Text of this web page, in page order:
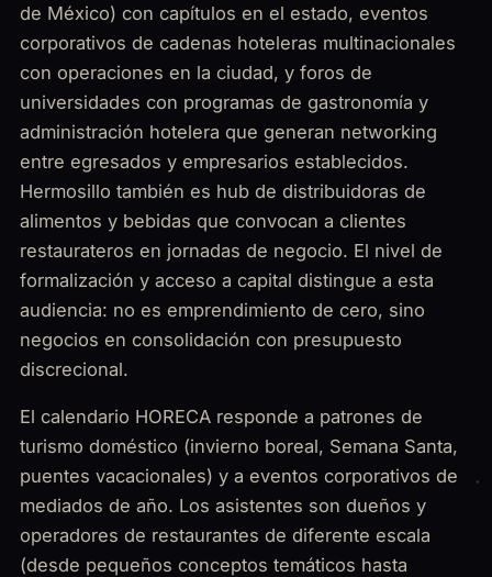
de México) con capítulos en el estado, eventos
corporativos de cadenas hoteleras multinacionales
con operaciones en la ciudad, y foros de
universidades con programas de gastronomía y
administración hotelera que generan networking
entre egresados y empresarios establecidos.
Hermosillo también es hub de distribuidoras de
alimentos y bebidas que convocan a clientes
restaurateros en jornadas de negocio. El nivel de
formalización y acceso a capital distingue a esta
audiencia: no es emprendimiento de cero, sino
negocios en consolidación con presupuesto
discrecional.
El calendario HORECA responde a patrones de
turismo doméstico (invierno boreal, Semana Santa,
puentes vacacionales) y a eventos corporativos de
mediados de año. Los asistentes son dueños y
operadores de restaurantes de diferente escala
(desde pequeños conceptos temáticos hasta